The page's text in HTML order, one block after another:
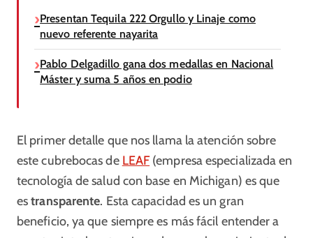
Presentan Tequila 222 Orgullo y Linaje como
nuevo referente nayarita
Pablo Delgadillo gana dos medallas en Nacional
Máster y suma 5 años en podio
El primer detalle que nos llama la atención sobre
este cubrebocas de LEAF(empresa especializada en
tecnología de salud con base en Michigan) es que
estransparente. Esta capacidad es un gran
beneficio, ya que siempre es más fácil entender a